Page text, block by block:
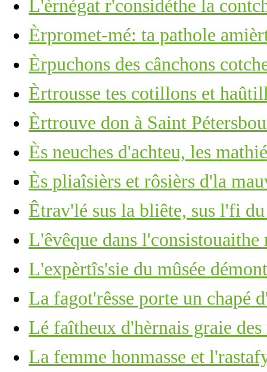
L'èrnégat r'considéthe la
Èrpromet-mé: ta pathole
Èrpuchons des cânchons
Èrtrousse tes cotillons et
Èrtrouve don à Saint
Ès neuches d'achteu, les
Ès pliaîsièrs et rôsièrs d'la
Êtrav'lé sus la bliête, sus l'fi
L'êvêque dans l'consistouaithe
L'expèrtîs'sie du mûsée
La fagot'rêsse porte un chapé
Lé faîtheux d'hèrnais graie des
La femme honmasse et